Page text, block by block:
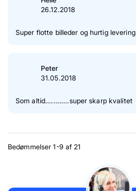
26.12.2018
Super flotte billeder og hurtig levering
Peter
31.05.2018
Som altid............super skarp kvalitet
Bedømmelser 1-9 af 21